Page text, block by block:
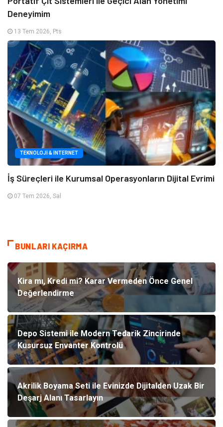
Deneyimim
13 Tem 2026, Pts
TEKNOLOJI & İNTERNET
İş Süreçleri ile Kurumsal Operasyonların Dijital Evrimi
07 Tem 2026, Sal
BUNLARI KAÇIRMA
Kira mı, Kredi mi? Karar Vermeden Önce Genel
Değerlendirme
Depo Sistemi ile Modern Tedarik Zincirinde
Kusursuz Envanter Kontrolü
Akrilik Boyama Seti ile Evinizde Dijitalden Uzak Bir
Deşarj Alanı Tasarlayın